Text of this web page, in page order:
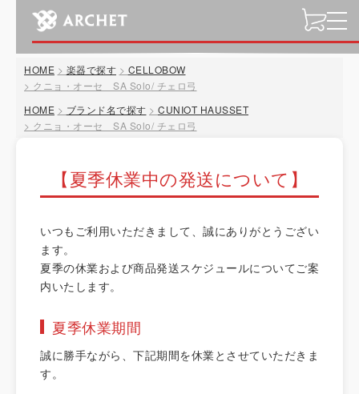
t
o
g
HOME 楽器で探す
CELLOBOW
クニョ・オーセ SA Solo/ チェロ弓
HOME
ブランド名で探す
CUNIOT HAUSSET
クニョ・オーセ SA Solo/ チェロ弓
【夏季休業中の発送について】
いつもご利用いただきまして、誠にありがとうござい
ます。
夏季の休業および商品発送スケジュールについてご案
内いたします。
夏季休業期間
誠に勝手ながら、下記期間を休業とさせていただきま
す。